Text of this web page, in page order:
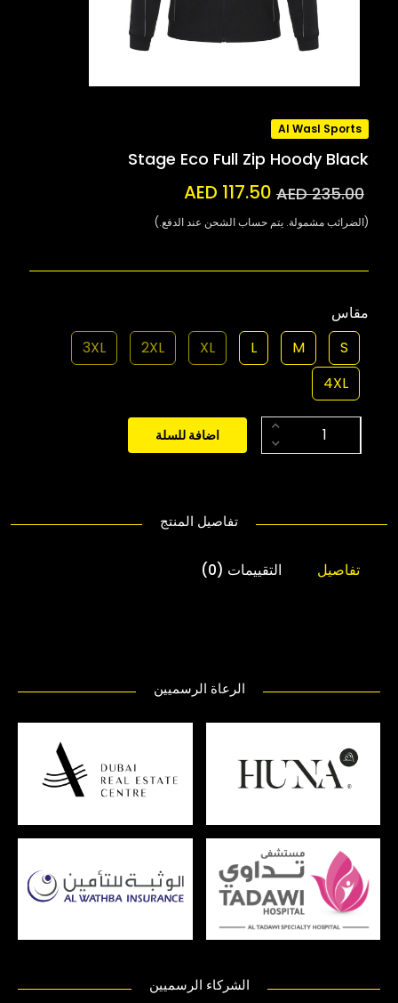
Al Wasl Sports
Stage Eco Full Zip Hoody Black
AED 235.00
AED 117.50
(الضرائب مشمولة. يتم حساب الشحن عند الدفع.)
مقاس
S
M
L
XL
2XL
3XL
4XL
اضافة للسلة
تفاصيل المنتج
تفاصيل التقييمات (0)
الرعاة الرسميين
الشركاء الرسميين